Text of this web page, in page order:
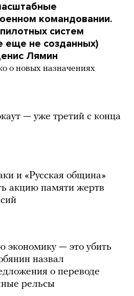
командовании.
систем
еще не созданных)
Лямин
о новых назначениях
— уже третий с конца
и «Русская община»
акцию памяти жертв
экономику — это убить
назвал
о переводе
рельсы